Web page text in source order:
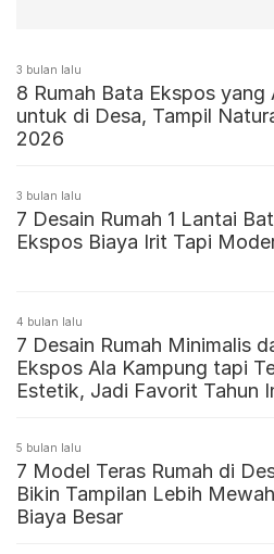
3 bulan lalu
8 Rumah Bata Ekspos yang
untuk di Desa, Tampil
2026
3 bulan lalu
7 Desain Rumah 1 Lantai
Ekspos Biaya Irit Tapi
4 bulan lalu
7 Desain Rumah Minimalis
Ekspos Ala Kampung tapi
Estetik, Jadi Favorit Tahun
5 bulan lalu
7 Model Teras Rumah di
Bikin Tampilan Lebih
Biaya Besar